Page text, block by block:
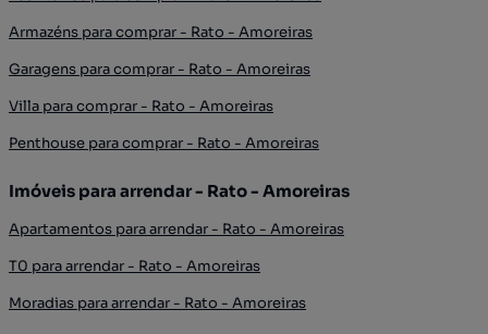
Armazéns para comprar - Rato - Amoreiras
Garagens para comprar - Rato - Amoreiras
Villa para comprar - Rato - Amoreiras
Penthouse para comprar - Rato - Amoreiras
Imóveis para arrendar - Rato - Amoreiras
Apartamentos para arrendar - Rato - Amoreiras
T0 para arrendar - Rato - Amoreiras
Moradias para arrendar - Rato - Amoreiras